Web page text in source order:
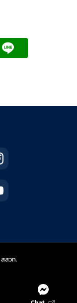
สสวท.สถาบันส่งเสริมการสอ